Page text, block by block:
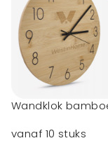
Wandklok
vanaf 10 stuks